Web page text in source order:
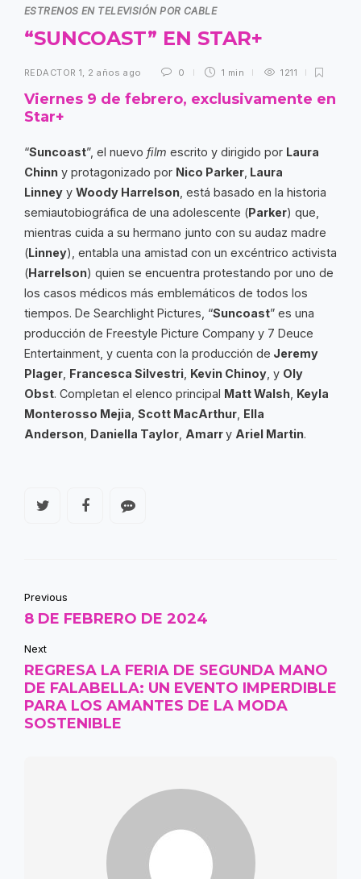
ESTRENOS EN TELEVISIÓN POR CABLE
“SUNCOAST” EN STAR+
REDACTOR 1 2 años ago 0 1 min 1211
Viernes 9 de febrero, exclusivamente en
Star+
“Suncoast”, el nuevo film escrito y dirigido por Laura
Chinn y protagonizado por Nico Parker Laura
Linney y Woody Harrelson , está basado en la historia
semiautobiográfica de una adolescente (Parker) que,
mientras cuida a su hermano junto con su audaz madre
(Linney), entabla una amistad con un excéntrico activista
(Harrelson) quien se encuentra protestando por uno de
los casos médicos más emblemáticos de todos los
tiempos. De Searchlight Pictures, “Suncoast” es una
producción de Freestyle Picture Company y 7 Deuce
Entertainment, y cuenta con la producción de Jeremy
Plager Francesca Silvestri Kevin Chinoy , y Oly
Obst. Completan el elenco principal Matt Walsh Keyla
Monterosso Mejia Scott MacArthur Ella
Anderson Daniella Taylor Amarry Ariel Martin.
Previous
8 DE FEBRERO DE 2024
Next
REGRESA LA FERIA DE SEGUNDA MANO
DE FALABELLA: UN EVENTO IMPERDIBLE
PARA LOS AMANTES DE LA MODA
SOSTENIBLE